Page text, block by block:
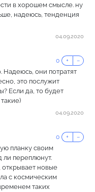
в хорошем смысле. ну
надеюсь, тенденция
04.09.2020
0 + −
Надеюсь, они потратят
это послужит
Если да, то будет
04.09.2020
0 + −
планку своим
ли переплюнут.
открывает новые
с космическим
таких